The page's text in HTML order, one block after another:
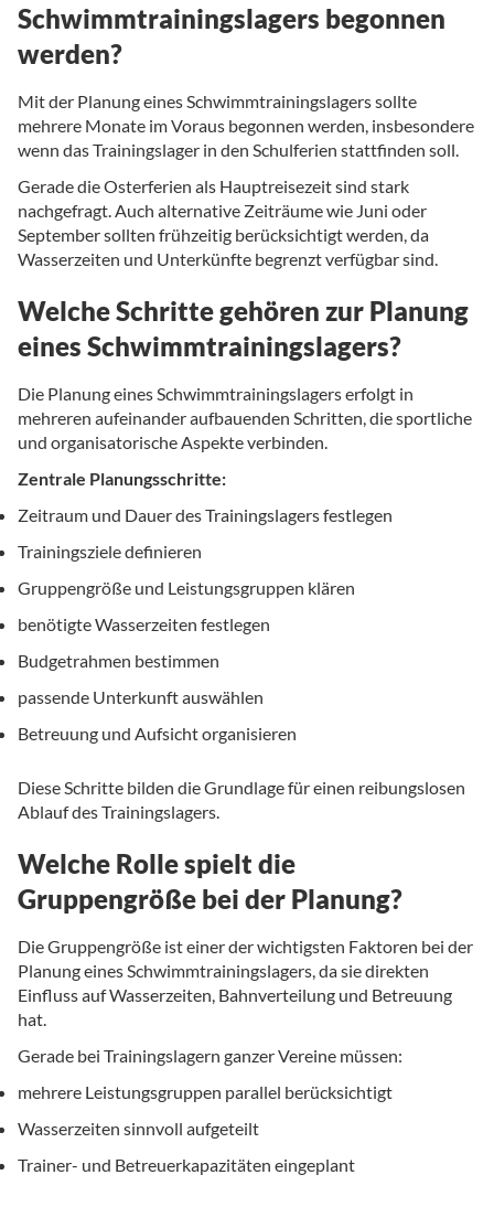
Schwimmtrainingslagers begonnen
werden?
Mit der Planung eines Schwimmtrainingslagers sollte
mehrere Monate im Voraus begonnen werden, insbesondere
wenn das Trainingslager in den Schulferien stattfinden soll.
Gerade die Osterferien als Hauptreisezeit sind stark
nachgefragt. Auch alternative Zeiträume wie Juni oder
September sollten frühzeitig berücksichtigt werden, da
Wasserzeiten und Unterkünfte begrenzt verfügbar sind.
Welche Schritte gehören zur Planung
eines Schwimmtrainingslagers?
Die Planung eines Schwimmtrainingslagers erfolgt in
mehreren aufeinander aufbauenden Schritten, die sportliche
und organisatorische Aspekte verbinden.
Zentrale Planungsschritte:
Zeitraum und Dauer des Trainingslagers festlegen
Trainingsziele definieren
Gruppengröße und Leistungsgruppen klären
benötigte Wasserzeiten festlegen
Budgetrahmen bestimmen
passende Unterkunft auswählen
Betreuung und Aufsicht organisieren
Diese Schritte bilden die Grundlage für einen reibungslosen
Ablauf des Trainingslagers.
Welche Rolle spielt die
Gruppengröße bei der Planung?
Die Gruppengröße ist einer der wichtigsten Faktoren bei der
Planung eines Schwimmtrainingslagers, da sie direkten
Einfluss auf Wasserzeiten, Bahnverteilung und Betreuung
hat.
Gerade bei Trainingslagern ganzer Vereine müssen:
mehrere Leistungsgruppen parallel berücksichtigt
Wasserzeiten sinnvoll aufgeteilt
Trainer- und Betreuerkapazitäten eingeplant